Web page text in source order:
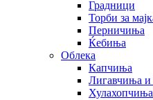
Градници
Торби за
Перничиња
Ќебиња
Облека
Капчиња
Лигавчиња